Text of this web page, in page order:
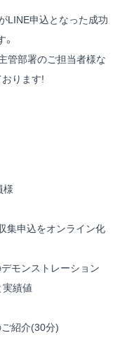
LINE申込となった成功
管部署のご担当者様な
おります!
様
集申込をオンライン化
モンストレーション
実績値
ご紹介(30分)